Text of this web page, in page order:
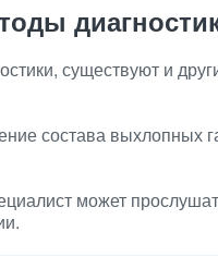
существуют и
состава выхлопных
может